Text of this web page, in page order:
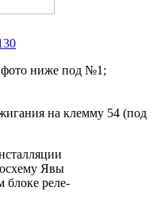
фото ниже под №1;
на клемму 54 (под
Явы
блоке реле-